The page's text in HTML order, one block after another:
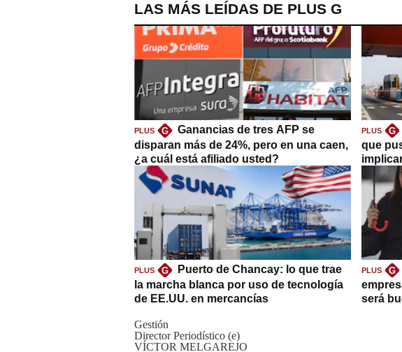
LAS MÁS LEÍDAS DE PLUS G
PLUS G
Ganancias de tres AFP se
disparan más de 24%, pero en una caen,
¿a cuál está afiliado usted?
PLUS G
que
PLUS G
Puerto de Chancay: lo que trae
la marcha blanca por uso de tecnología
de EE.UU. en mercancías
PLUS G
será
Gestión
Director Periodístico (e)
VÍCTOR MELGAREJO